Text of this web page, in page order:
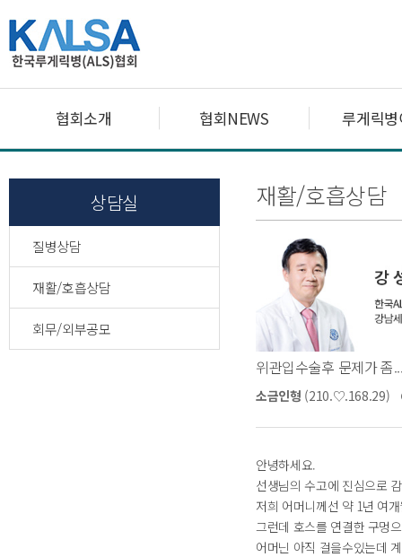
협회소개 협회NEWS 루게릭
상담실
질병상담
재활/호흡상담
회무/외부공모
재활/호흡상담
위관입수술후 문제가 좀
소금인형 (210.♡.168.29)
안녕하세요.
선생님의 수고에 진심으로
저희 어머니께선 약 1년 여
그런데 호스를 연결한 구멍
어머닌 아직 걸을수있는데